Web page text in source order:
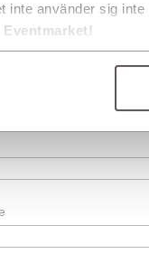
inte använder sig